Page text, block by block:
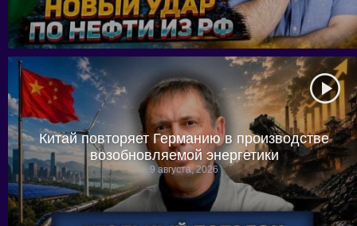
Китай повторяет Германию в производстве
возобновляемой энергетики
9 августа, 2026